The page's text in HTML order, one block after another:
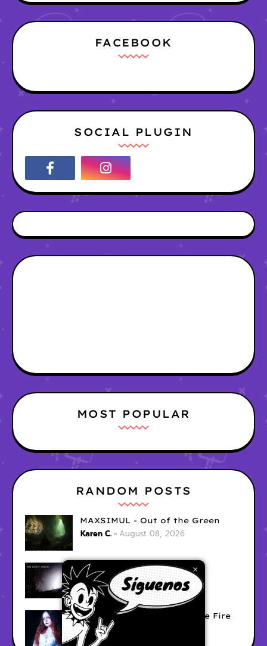
FACEBOOK
SOCIAL PLUGIN
×
MOST POPULAR
RANDOM POSTS
MAXSIMUL - Out of the Green
Karen C. August 08, 2026
Modules - We Wont Break
Unknown August 06, 2026
Sara Diana - Her Hair's Like Fire
Ely August 05, 2026